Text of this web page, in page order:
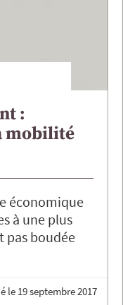
:
mobilité
économique
à une plus
pas boudée
le 19 septembre 2017